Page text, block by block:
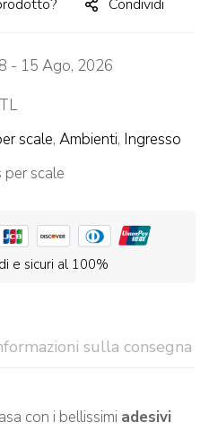
Condividi
- 15 Ago, 2026
scale, Ambienti, Ingresso
per scale
e sicuri al 100%
sulla consegna
con i bellissimi adesivi